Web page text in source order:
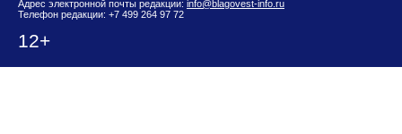
Адрес электронной почты редакции: info@blagovest-info.ru
Телефон редакции: +7 499 264 97 72
12+